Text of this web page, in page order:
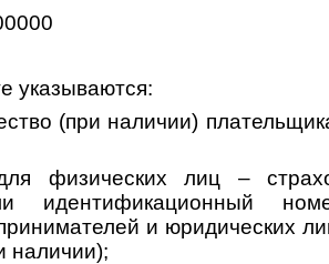
указываются:
(при наличии)
физических лиц –
идентификационный
и юридических
наличии);